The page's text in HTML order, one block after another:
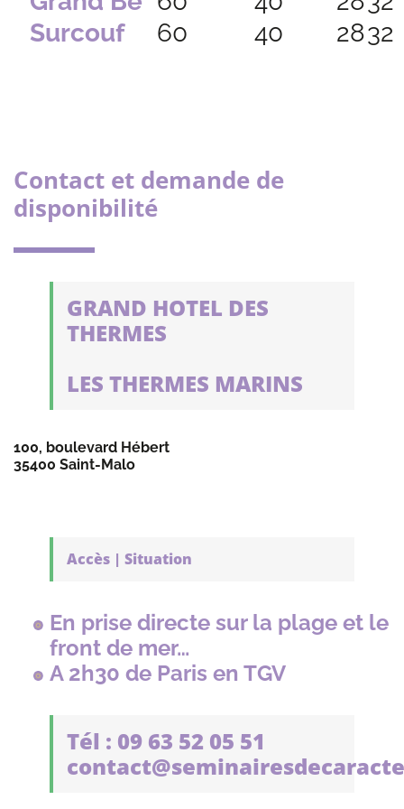
Surcouf
60 40 2832
Contact et demande de
disponibilité
GRAND HOTEL DES
THERMES
LES THERMES MARINS
100, boulevard Hébert
35400 Saint-Malo
Accès | Situation
En prise directe sur la plage et le
front de mer…
A 2h30 de Paris en TGV
Tél : 09 63 52 05 51